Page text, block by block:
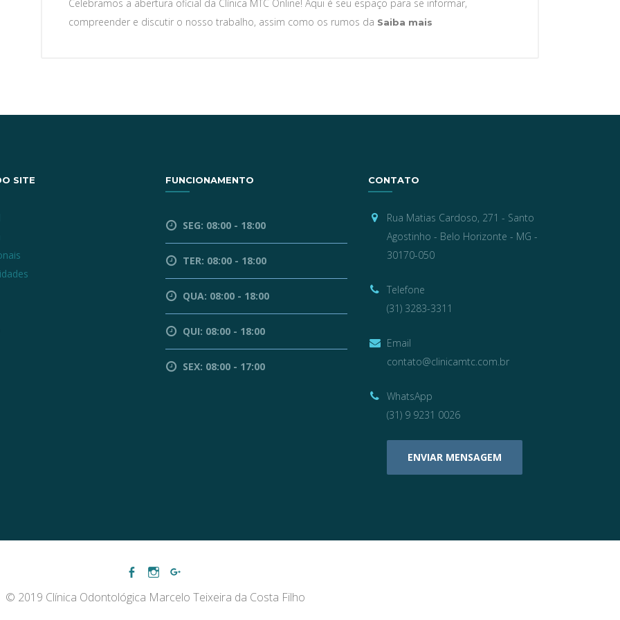
Celebramos a abertura oficial da Clínica MTC Online! Aqui é seu espaço para se informar,
compreender e discutir o nosso trabalho, assim como os rumos da Saiba mais
SITE FUNCIONAMENTO
SEG: 08:00 - 18:00
TER: 08:00 - 18:00
QUA: 08:00 - 18:00
QUI: 08:00 - 18:00
SEX: 08:00 - 17:00
CONTATO
Rua Matias Cardoso, 271 - Santo
Agostinho - Belo Horizonte - MG -
30170-050
Telefone
(31) 3283-3311
Email
contato@clinicamtc.com.br
WhatsApp
(31) 9 9231 0026
ENVIAR MENSAGEM
© 2019 Clínica Odontológica Marcelo Teixeira da Costa Filho